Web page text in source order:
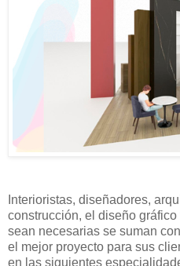
Interioristas, diseñadores,
construcción, el diseño
sean necesarias se suman
el mejor proyecto para sus
en las siguientes